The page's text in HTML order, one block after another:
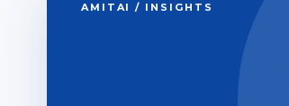
AMITAI / INSIGHTS